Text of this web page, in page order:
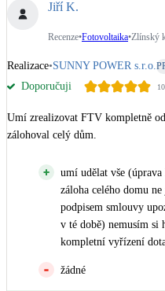
Jiří K.
Recenze•Fotovoltaika•Zlínský
Realizace•SUNNY POWER s.r.o.
Doporučuji
Umí zrealizovat FTV kompletně
zálohoval celý dům.
umí udělat vše
záloha celého domu
podpisem smlouvy
v té době) nemusím si
kompletní vyřízení
žádné